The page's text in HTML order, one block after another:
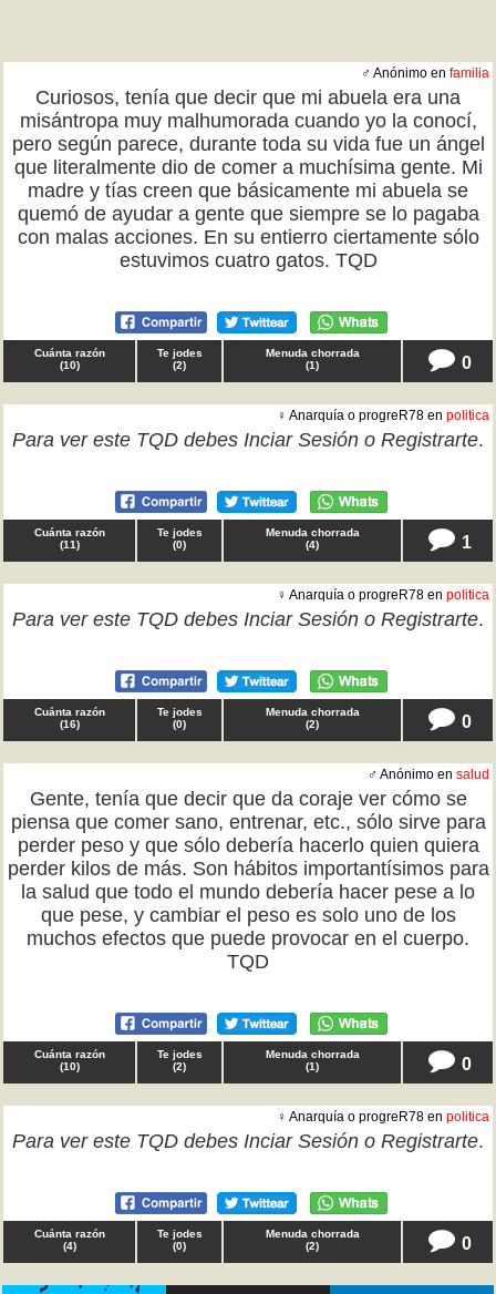
♂ Anónimo en familia
Curiosos, tenía que decir que mi abuela era una
misántropa muy malhumorada cuando yo la conocí,
pero según parece, durante toda su vida fue un ángel
que literalmente dio de comer a muchísima gente. Mi
madre y tías creen que básicamente mi abuela se
quemó de ayudar a gente que siempre se lo pagaba
con malas acciones. En su entierro ciertamente sólo
estuvimos cuatro gatos. TQD
Cuánta razón
(10)
Te jodes
(2)
Menuda chorrada
(1) 0
♀ Anarquía o progreR78 en politica
Para ver este TQD debes Inciar Sesión o Registrarte.
Cuánta razón
(11)
Te jodes
(0)
Menuda chorrada
(4) 1
♀ Anarquía o progreR78 en politica
Para ver este TQD debes Inciar Sesión o Registrarte.
Cuánta razón
(16)
Te jodes
(0)
Menuda chorrada
(2) 0
♂ Anónimo en salud
Gente, tenía que decir que da coraje ver cómo se
piensa que comer sano, entrenar, etc., sólo sirve para
perder peso y que sólo debería hacerlo quien quiera
perder kilos de más. Son hábitos importantísimos para
la salud que todo el mundo debería hacer pese a lo
que pese, y cambiar el peso es solo uno de los
muchos efectos que puede provocar en el cuerpo.
TQD
Cuánta razón
(10)
Te jodes
(2)
Menuda chorrada
(1) 0
♀ Anarquía o progreR78 en politica
Para ver este TQD debes Inciar Sesión o Registrarte.
Cuánta razón
(4)
Te jodes
(0)
Menuda chorrada
(2) 0